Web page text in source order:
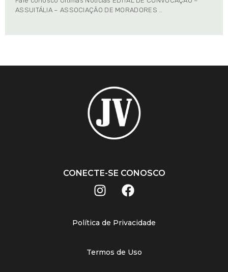
ASSUITÁLIA – ASSOCIAÇÃO DE MORADORES …
CONECTE-SE CONOSCO
Política de Privacidade
Termos de Uso